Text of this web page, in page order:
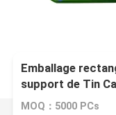
Emballage
support de Tin
avec le couvercle
MOQ：5000 PCs